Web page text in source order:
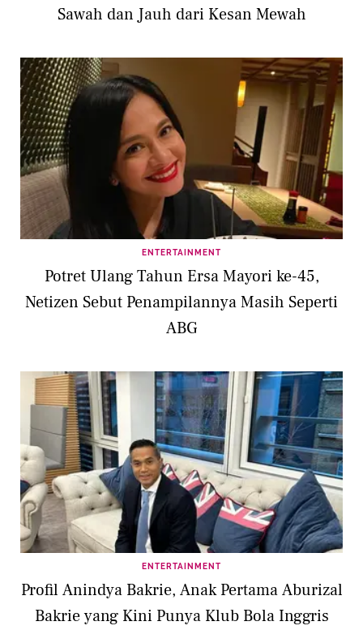
Sawah dan Jauh dari Kesan Mewah
ENTERTAINMENT
Potret Ulang Tahun Ersa Mayori ke-45,
Netizen Sebut Penampilannya Masih Seperti
ABG
ENTERTAINMENT
Profil Anindya Bakrie, Anak Pertama Aburizal
Bakrie yang Kini Punya Klub Bola Inggris